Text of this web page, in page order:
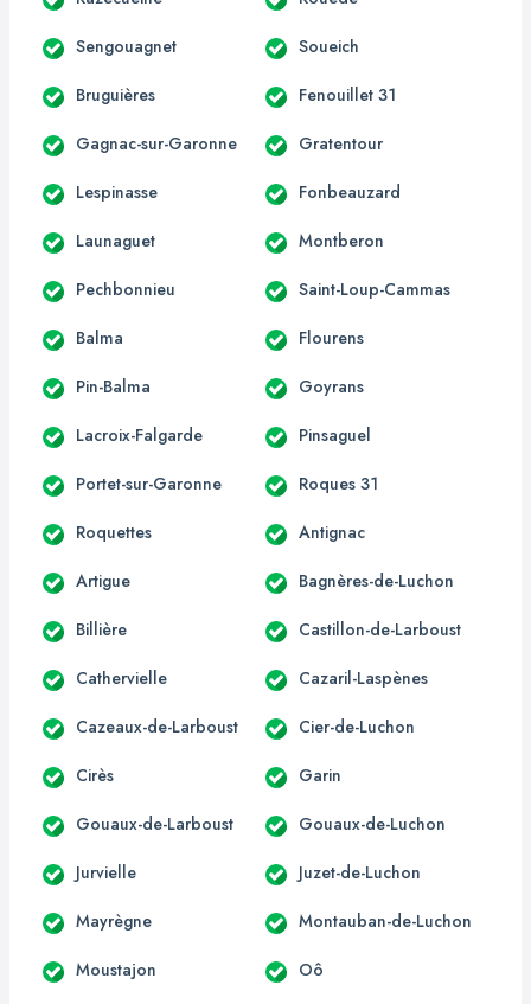
Sengouagnet Soueich
Bruguières Fenouillet 31
Gagnac-sur-Garonne Gratentour
Lespinasse Fonbeauzard
Launaguet Montberon
Pechbonnieu Saint-Loup-Cammas
Balma Flourens
Pin-Balma Goyrans
Lacroix-Falgarde Pinsaguel
Portet-sur-Garonne Roques 31
Roquettes Antignac
Artigue Bagnères-de-Luchon
Billière Castillon-de-Larboust
Cathervielle Cazaril-Laspènes
Cazeaux-de-Larboust Cier-de-Luchon
Cirès Garin
Gouaux-de-Larboust Gouaux-de-Luchon
Jurvielle Juzet-de-Luchon
Mayrègne Montauban-de-Luchon
Moustajon Oô